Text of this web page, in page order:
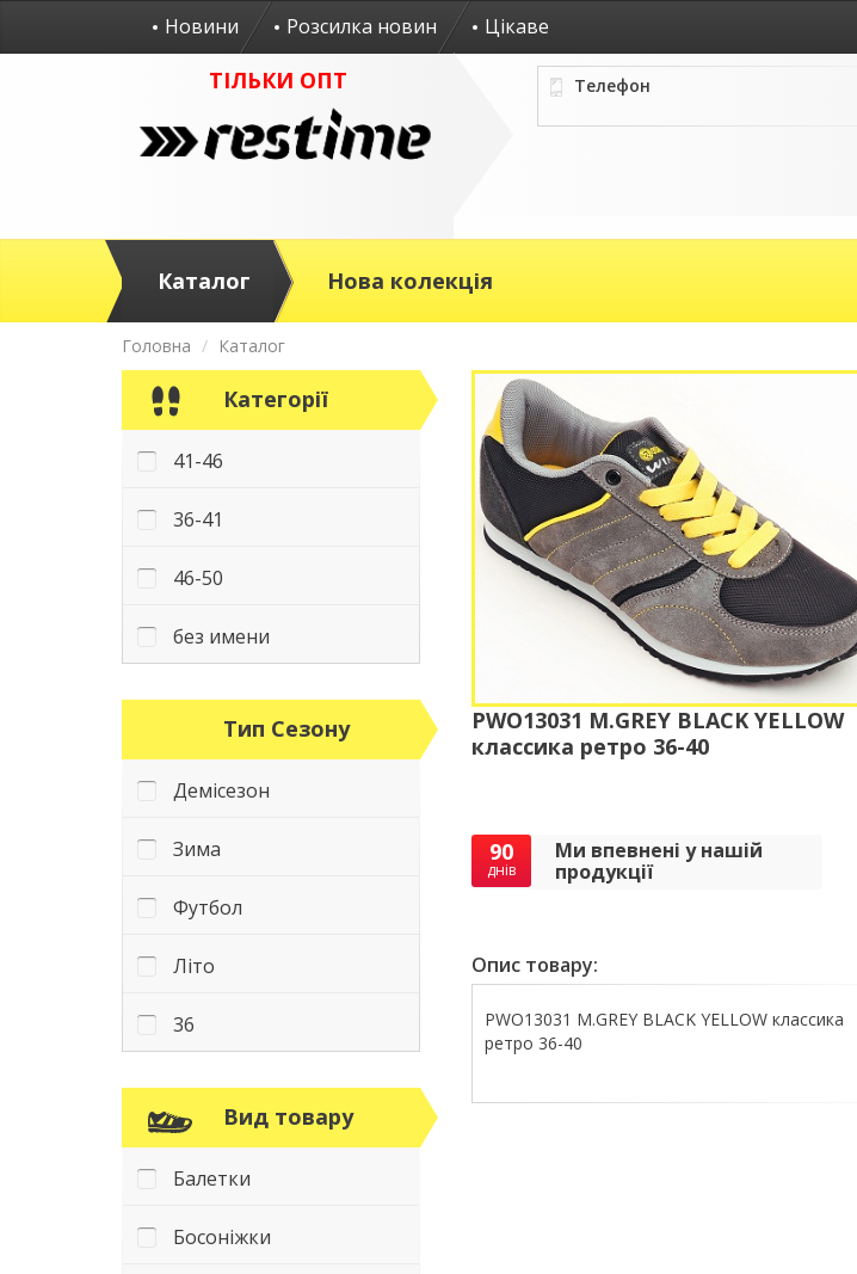
Новини Розсилка новин Цікаве
ТІЛЬКИ ОПТ Телефон
Каталог Нова колекція
Головна Каталог
Категорії
41-46
36-41
46-50
без имени
Тип Сезону
Демісезон
Зима
Футбол
Літо
36
Вид товару
Балетки
Босоніжки
PWO13031 M.GREY BLACK YELLOW
классика ретро 36-40
90
днів
Ми впевнені у нашій
продукції
Опис товару:
PWO13031 M.GREY BLACK YELLOW классика
ретро 36-40